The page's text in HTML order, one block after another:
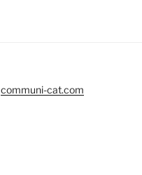
communi-cat.com